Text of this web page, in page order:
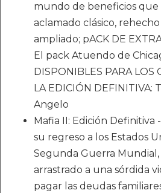
mundo de beneficios que
aclamado clásico,
ampliado; pACK DE
El pack Atuendo de
DISPONIBLES PARA LOS
LA EDICIÓN DEFINITIVA:
Angelo
Mafia II: Edición Definitiva
su regreso a los Estados
Segunda Guerra Mundial,
arrastrado a una sórdida
pagar las deudas